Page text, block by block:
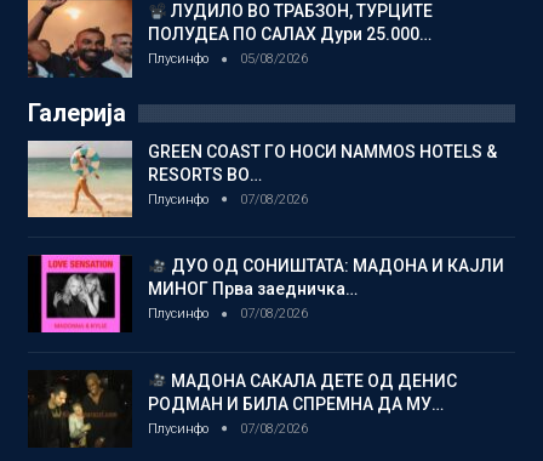
ЛУДИЛО ВО ТРАБЗОН, ТУРЦИТЕ
ПОЛУДЕА ПО САЛАХ Дури 25.000…
Плусинфо 05/08/2026
Галерија
GREEN COAST ГО НОСИ NAMMOS HOTELS &
RESORTS ВО…
Плусинфо 07/08/2026
ДУО ОД СОНИШТАТА: МАДОНА И КАЈЛИ
МИНОГ Прва заедничка…
Плусинфо 07/08/2026
МАДОНА САКАЛА ДЕТЕ ОД ДЕНИС
РОДМАН И БИЛА СПРЕМНА ДА МУ…
Плусинфо 07/08/2026